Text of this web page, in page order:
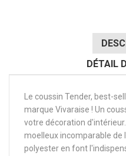
DÉTAIL
Le coussin Tender, best-
marque Vivaraise ! Un
votre décoration
moelleux incomparable de
polyester en font